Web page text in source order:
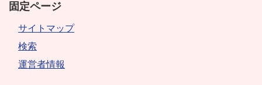
固定ページ
サイトマップ
検索
運営者情報